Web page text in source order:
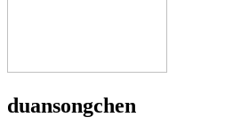
duansongchen